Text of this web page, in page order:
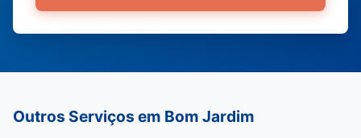
Outros Serviços em Bom Jardim